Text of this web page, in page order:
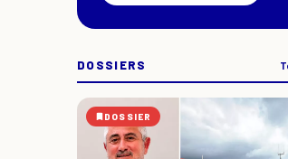
DOSSIERS
DOSSIER